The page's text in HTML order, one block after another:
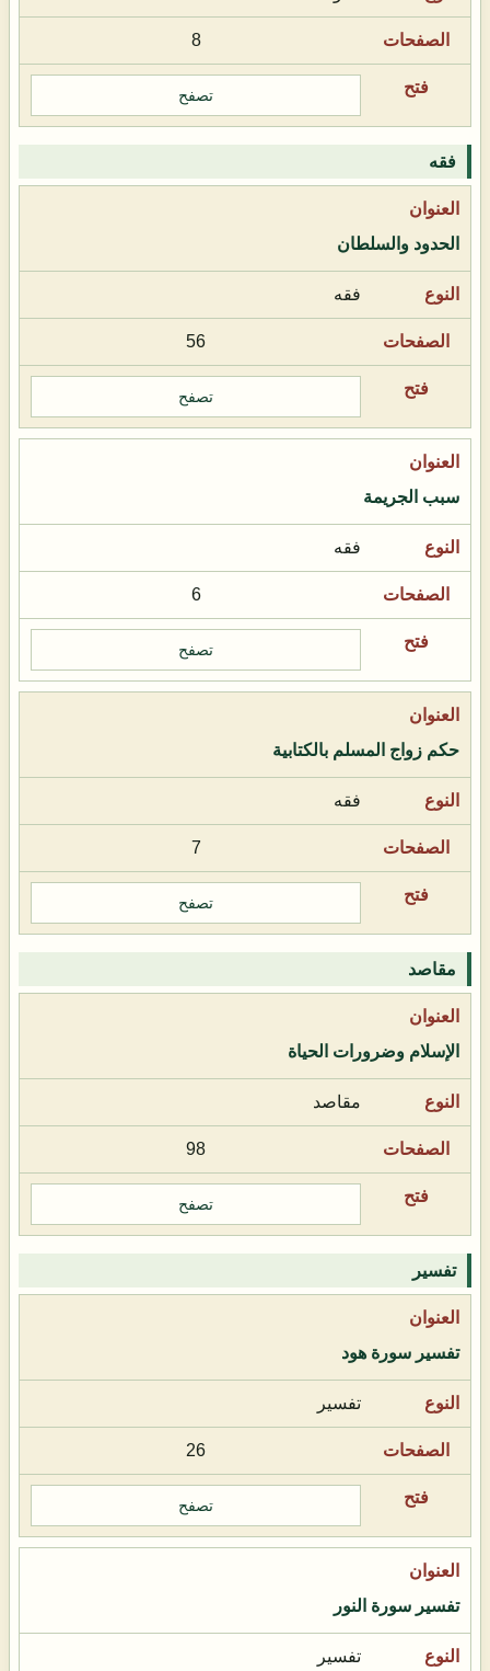
8
تصفح
فقه
الحدود والسلطان
فقه
56
تصفح
سبب الجريمة
فقه
6
تصفح
حكم زواج المسلم بالكتابية
فقه
7
تصفح
مقاصد
الإسلام وضرورات الحياة
مقاصد
98
تصفح
تفسير
تفسير سورة هود
تفسير
26
تصفح
تفسير سورة النور
تفسير